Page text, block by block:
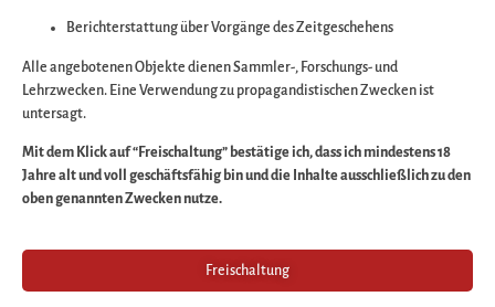
Wir arbeiten an
großartigen Sache
schauen Sie bald
wieder vorbei!
Berichterstattung über Vorgänge des Zeitgeschehens
Alle angebotenen Objekte dienen Sammler-, Forschungs- und
Lehrzwecken. Eine Verwendung zu propagandistischen Zwecken ist
untersagt.
Mit dem Klick auf “Freischaltung” bestätige ich, dass ich mindestens 18
Jahre alt und voll geschäftsfähig bin und die Inhalte ausschließlich zu den
oben genannten Zwecken nutze.
Freischaltung